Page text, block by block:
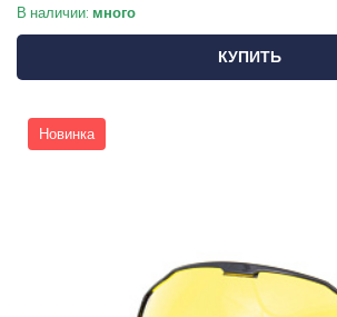
В наличии: много
КУПИТЬ
Новинка